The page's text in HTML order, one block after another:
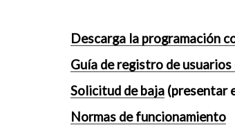
Descarga la programación
Guía de registro de
Solicitud de baja (presentar
Normas de funcionamiento